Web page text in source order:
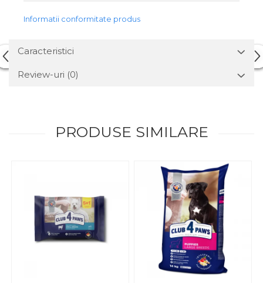
Informatii conformitate produs
Caracteristici
Review-uri (0)
PRODUSE SIMILARE